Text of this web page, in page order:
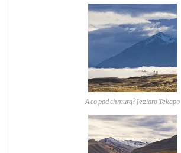
A co pod chmurą? Jezioro Tekapo